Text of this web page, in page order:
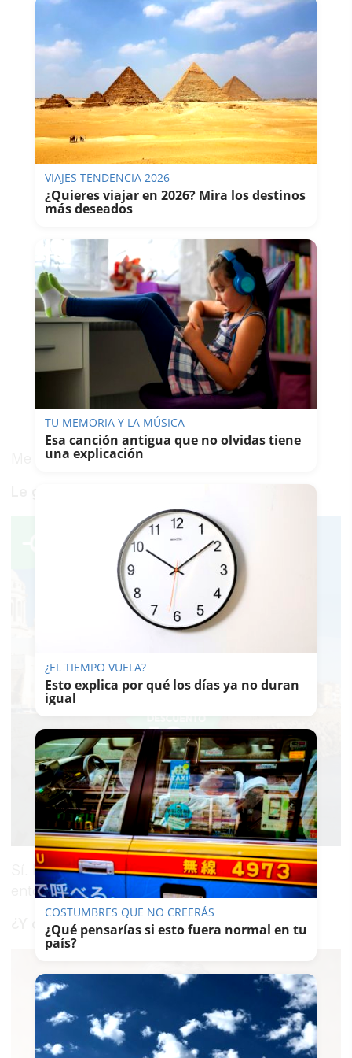
Me gusta enlazarlo con la esencia.
Sí. Mi trabajo se enfoca en cómo influye el
entorno a las personas.
¿Y cómo le ha influido a usted el entorno?
VIAJES TENDENCIA 2026
¿Quieres viajar en 2026? Mira los destinos
más deseados
TU MEMORIA Y LA MÚSICA
Esa canción antigua que no olvidas tiene
una explicación
¿EL TIEMPO VUELA?
Esto explica por qué los días ya no duran
igual
COSTUMBRES QUE NO CREERÁS
¿Qué pensarías si esto fuera normal en tu
país?